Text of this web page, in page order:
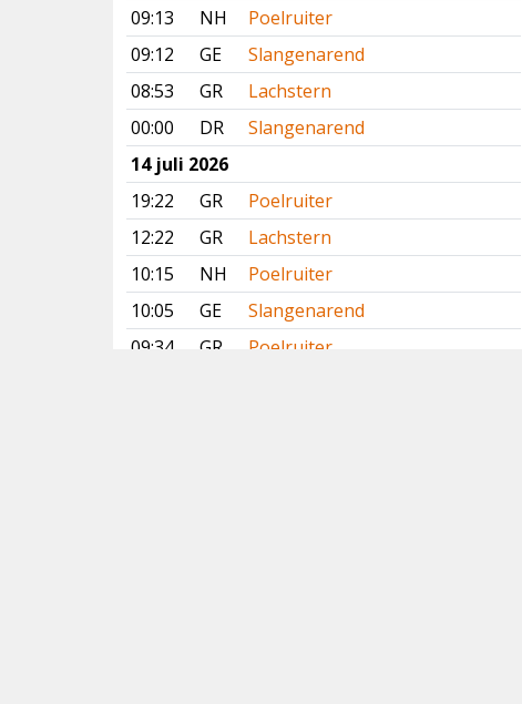
09:13
NH
Poelruiter
09:12
GE
Slangenarend
08:53
GR
Lachstern
00:00
DR
Slangenarend
14 juli 2026
19:22
GR
Poelruiter
12:22
GR
Lachstern
10:15
NH
Poelruiter
10:05
GE
Slangenarend
09:34
GR
Poelruiter